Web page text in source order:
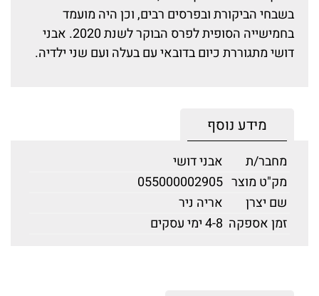
בשבחי הביקורת ובפרסים רבים, וכן היה מועמד
בחמישייה הסופית לפרס הבוקר לשנת 2020. אבני
דושי מתגוררת כיום בדובאי עם בעלה ועם שני ילדיה.
מידע נוסף
מחבר/ת
אבני דושי
מק"ט מוצר 055000002905
שם יצרן
אריה ניר
זמן אספקה 4-8 ימי עסקים